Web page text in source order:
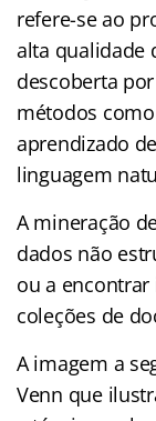
refere-se ao
alta qualidade
descoberta
métodos
aprendizado
linguagem
A mineração
dados não
ou a
coleções de
A imagem a
Venn que